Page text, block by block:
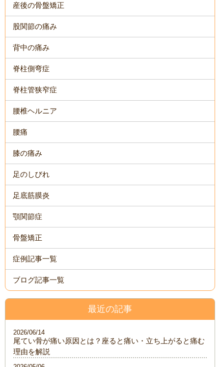
産後の骨盤矯正
股関節の痛み
背中の痛み
脊柱側弯症
脊柱管狭窄症
腰椎ヘルニア
腰痛
膝の痛み
足のしびれ
足底筋膜炎
顎関節症
骨盤矯正
症例記事一覧
ブログ記事一覧
最近の記事
尾てい骨が痛い原因とは？座ると痛い・立ち上がると痛む
理由を解説
2026/06/14